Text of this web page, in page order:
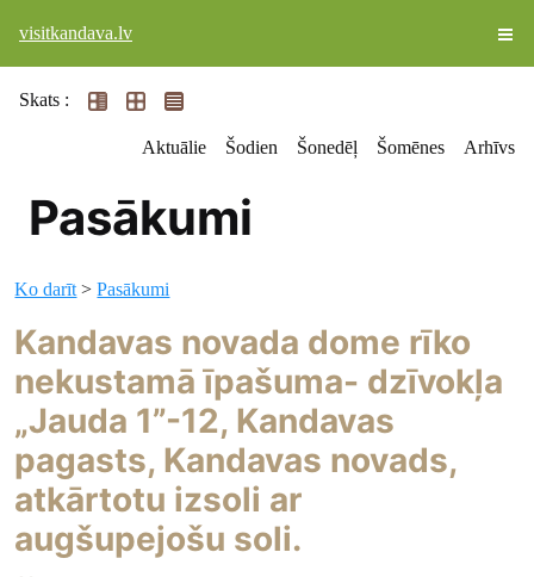
visitkandava.lv
Skats :
Aktuālie Šodien Šonedēļ Šomēnes Arhīvs
Pasākumi
Ko darīt >Pasākumi
Kandavas novada dome rīko
nekustamā īpašuma- dzīvokļa
„Jauda 1”-12, Kandavas
pagasts, Kandavas novads,
atkārtotu izsoli ar
augšupejošu soli.